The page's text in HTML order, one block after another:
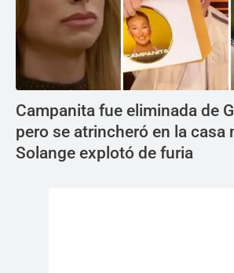
Campanita fue eliminada de
pero se atrincheró en la casa
Solange explotó de furia